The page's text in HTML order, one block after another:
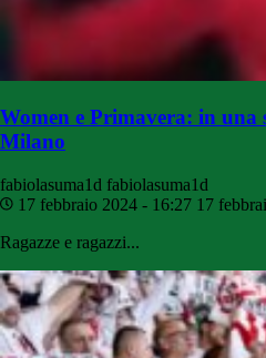
Women e Primavera: in
Milano
fabiolasuma1d fabiolasuma1d
17 febbraio 2024 - 16:27 17
Ragazze e ragazzi...